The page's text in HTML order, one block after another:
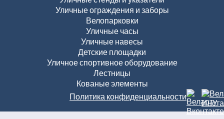
Уличные ограждения и заборы
Велопарковки
Уличные часы
Уличные навесы
Детские площадки
Уличное спортивное оборудование
Лестницы
Кованые элементы
Политика конфиденциальности